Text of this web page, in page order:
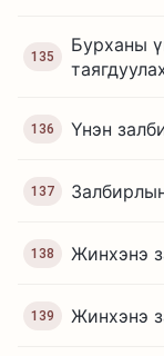
135
Бурханы
136 Үнэн
137
138 Жинхэнэ
139 Жинхэнэ